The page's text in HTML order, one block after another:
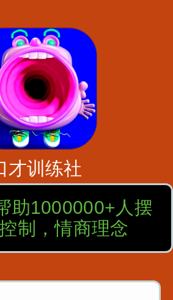
才训练社
助1000000+人摆
制，情商理念